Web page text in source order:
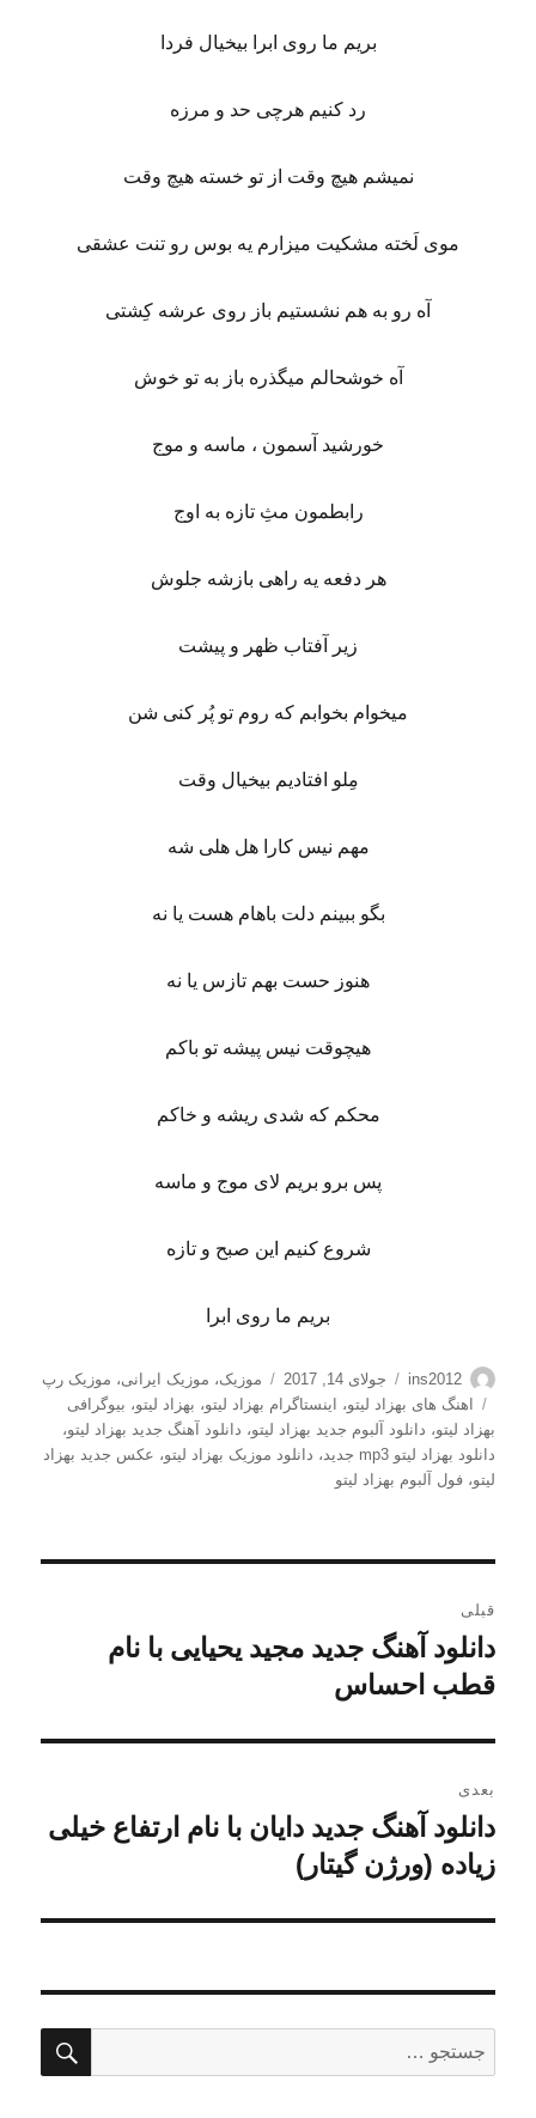
بریم ما روی ابرا بیخیال فردا
رد کنیم هرچی حد و مرزه
نمیشم هیچ وقت از تو خسته هیچ وقت
موی لَخته مشکیت میزارم یه بوس رو تنت عشقی
آه رو به هم نشستیم باز روی عرشه کِشتی
آه خوشحالم میگذره باز به تو خوش
خورشید آسمون ، ماسه و موج
رابطمون مثِ تازه به اوج
هر دفعه یه راهی بازشه جلوش
زیر آفتاب ظهر و پیشت
میخوام بخوابم که روم تو پُر کنی شن
مِلو افتادیم بیخیال وقت
مهم نیس کارا هل هلی شه
بگو ببینم دلت باهام هست یا نه
هنوز حست بهم تازس یا نه
هیچوقت نیس پیشه تو باکم
محکم که شدی ریشه و خاکم
پس برو بریم لای موج و ماسه
شروع کنیم این صبح و تازه
بریم ما روی ابرا
نویسنده
ins2012
ارسال
شده
در
جولای 14, 2017 دسته‌ها
موزیک، موزیک ایرانی، موزیک رپ
برچسب‌ها
اهنگ های بهزاد لیتو، اینستاگرام بهزاد لیتو، بهزاد لیتو، بیوگرافی
بهزاد لیتو، دانلود آلبوم جدید بهزاد لیتو، دانلود آهنگ جدید بهزاد لیتو،
دانلود بهزاد لیتو mp3 جدید
، دانلود موزیک بهزاد لیتو، عکس جدید بهزاد
لیتو،فول آلبوم بهزاد لیتو
نوشته
قبلی
نوشته
قبلی:
دانلود آهنگ جدید مجید یحیایی با نام
قطب احساس
بعدی
نوشته
بعدی:
دانلود آهنگ جدید دایان با نام ارتفاع خیلی
زیاده (ورژن گیتار)
برای: